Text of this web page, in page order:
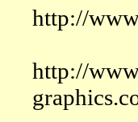
http://
http://